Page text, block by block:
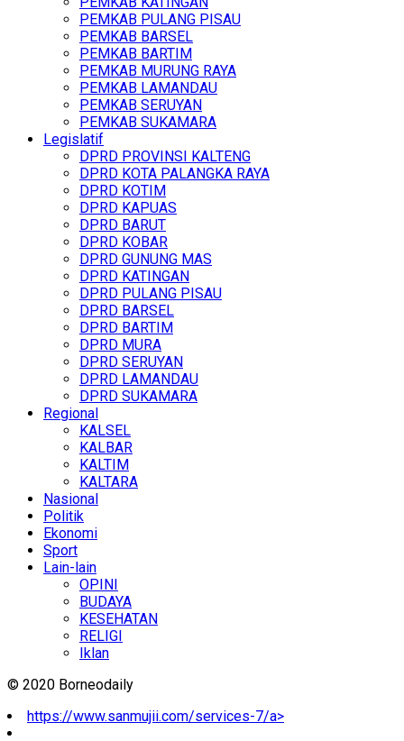
PEMKAB PULANG PISAU
PEMKAB BARSEL
PEMKAB BARTIM
PEMKAB MURUNG RAYA
PEMKAB LAMANDAU
PEMKAB SERUYAN
PEMKAB SUKAMARA
Legislatif
DPRD PROVINSI KALTENG
DPRD KOTA PALANGKA RAYA
DPRD KOTIM
DPRD KAPUAS
DPRD BARUT
DPRD KOBAR
DPRD GUNUNG MAS
DPRD KATINGAN
DPRD PULANG PISAU
DPRD BARSEL
DPRD BARTIM
DPRD MURA
DPRD SERUYAN
DPRD LAMANDAU
DPRD SUKAMARA
Regional
KALSEL
KALBAR
KALTIM
KALTARA
Nasional
Politik
Ekonomi
Sport
Lain-lain
OPINI
BUDAYA
KESEHATAN
RELIGI
Iklan
© 2020 Borneodaily
https://www.sanmujii.com/services-7/a>